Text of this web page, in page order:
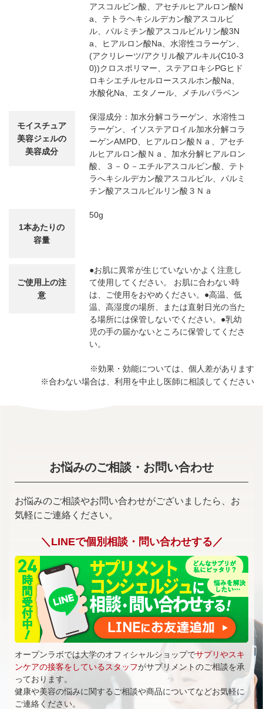
アスコルビン酸、アセチルヒアルロン酸N
a、テトラヘキシルデカン酸アスコルビ
ル、パルミチン酸アスコルビルリン酸3N
a、ヒアルロン酸Na、水溶性コラーゲン、
(アクリレーツ/アクリル酸アルキル(C10-3
0))クロスポリマー、ステアロキシPGヒド
ロキシエチルセルローススルホン酸Na、
水酸化Na、エタノール、メチルパラベン
モイスチュア
美容ジェルの
美容成分
保湿成分：加水分解コラーゲン、水溶性コ
ラーゲン、イソステアロイル加水分解コラ
ーゲンAMPD、ヒアルロン酸Ｎａ、アセチ
ルヒアルロン酸Ｎａ、加水分解ヒアルロン
酸、３－Ｏ－エチルアスコルビン酸、テト
ラへキシルデカン酸アスコルビル、パルミ
チン酸アスコルビルリン酸３Ｎａ
1本あたりの
容量
50g
ご使用上の注
意
●お肌に異常が生じていないかよく注意し
て使用してください。 お肌に合わない時
は、ご使用をおやめください。●高温、低
温、高湿度の場所、または直射日光の当た
る場所には保管しないでください。●乳幼
児の手の届かないところに保管してくださ
い。
※効果・効能については、個人差があります
※合わない場合は、利用を中止し医師に相談してください
お悩みのご相談・お問い合わせ
お悩みのご相談やお問い合わせがございましたら、お
気軽にご連絡ください。
＼LINEで個別相談・問い合わせする／
オープンラボでは大学のオフィシャルショップでサプリやスキ
ンケアの接客をしているスタッフがサプリメントのご相談を承
っております。
健康や美容の悩みに関するご相談や商品についてなどお気軽に
ご連絡ください。